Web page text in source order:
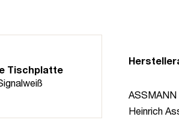
Tischplatte
ASSMANN
Heinrich